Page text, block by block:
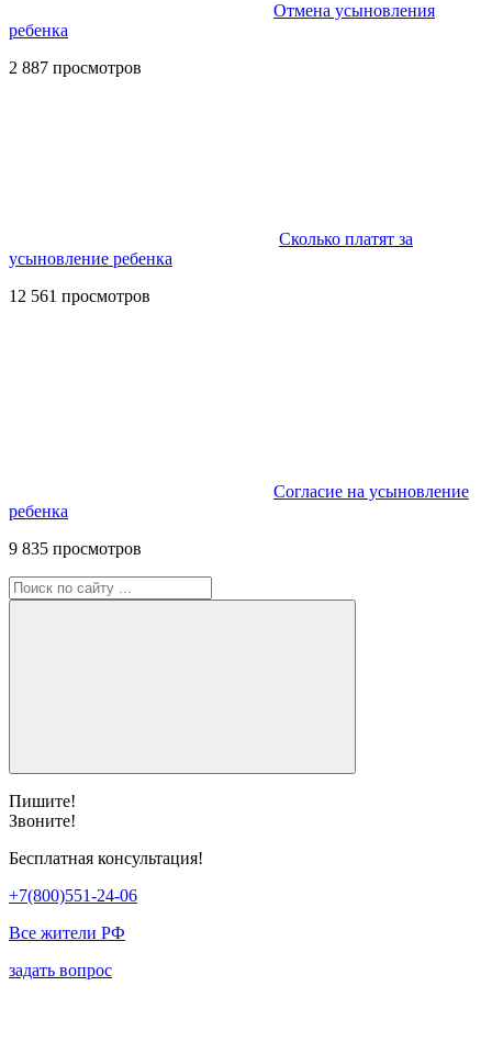
Отмена усыновления
ребенка
2 887 просмотров
Сколько платят за
усыновление ребенка
12 561 просмотров
Согласие на усыновление
ребенка
9 835 просмотров
Пишите!
Звоните!
Бесплатная консультация!
+7(800)551-24-06
Все жители РФ
задать вопрос